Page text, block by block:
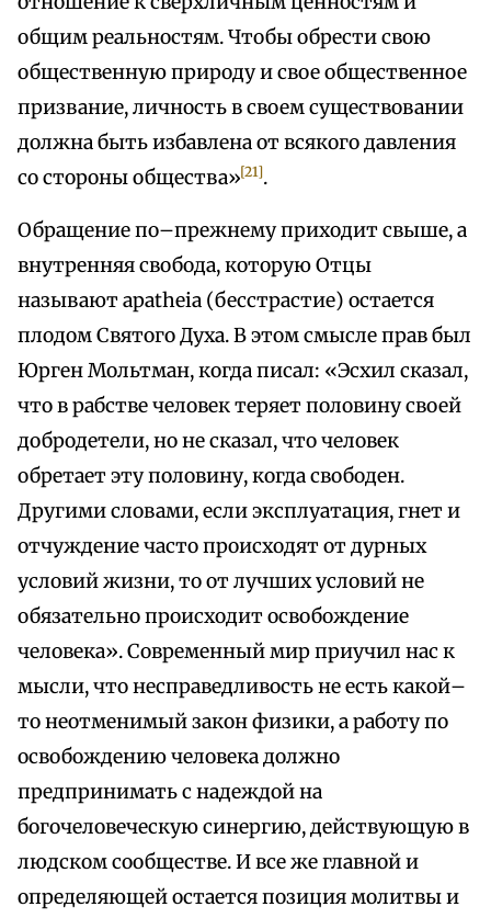
общим реальностям. Чтобы обрести свою
общественную природу и свое общественное
призвание, личность в своем существовании
должна быть избавлена от всякого давления
со стороны общества»[21].
Обращение по–прежнему приходит свыше, а
внутренняя свобода, которую Отцы
называют apatheia (бесстрастие) остается
плодом Святого Духа. В этом смысле прав был
Юрген Мольтман, когда писал: «Эсхил сказал,
что в рабстве человек теряет половину своей
добродетели, но не сказал, что человек
обретает эту половину, когда свободен.
Другими словами, если эксплуатация, гнет и
отчуждение часто происходят от дурных
условий жизни, то от лучших условий не
обязательно происходит освобождение
человека». Современный мир приучил нас к
мысли, что несправедливость не есть какой–
то неотменимый закон физики, а работу по
освобождению человека должно
предпринимать с надеждой на
богочеловеческую синергию, действующую в
людском сообществе. И все же главной и
определяющей остается позиция молитвы и